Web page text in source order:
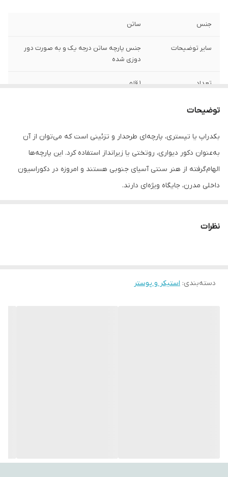
جنس ساتن
سایر توضیحات
جنس پارچه ساتن درجه یک و به صورت دور
دوزی شده
تعداد 1 قلم
توضیحات
بکدراپ یا تپستری، پارچه‌ای طرحدار و تزئینی است که می‌توان از آن
به‌عنوان دکور دیواری، روتختی یا زیرانداز استفاده کرد. این پارچه‌ها
الهام‌گرفته از هنر سنتی آسیای جنوبی هستند و امروزه در دکوراسیون
داخلی مدرن، جایگاه ویژه‌ای دارند.
شست‌وشو در ماشین لباسشویی هستند، بدون نگرانی از افت کیفیت یا
آرامش‌بخش و متفاوت ببخشید. طراحی‌های متنوع و چشم‌نواز آن‌ها
نظرات
دسته‌بندی: استیکر و پوستر